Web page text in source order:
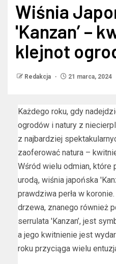
Wiśnia
'Kanzan’ –
klejnot
Redakcja 21 marca, 2024
Każdego roku, gdy
ogrodów i natury z
z najbardziej
zaoferować natura –
Wśród wielu odmian, które
urodą, wiśnia japońska
prawdziwa perła w
drzewa, znanego również
serrulata 'Kanzan’, jest
a jego kwitnienie jest
roku przyciąga wielu